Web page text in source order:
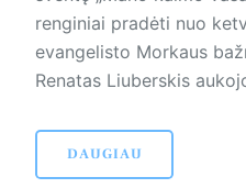
renginiai pradėti nuo
evangelisto Morkaus
Renatas Liuberskis
DAUGIAU